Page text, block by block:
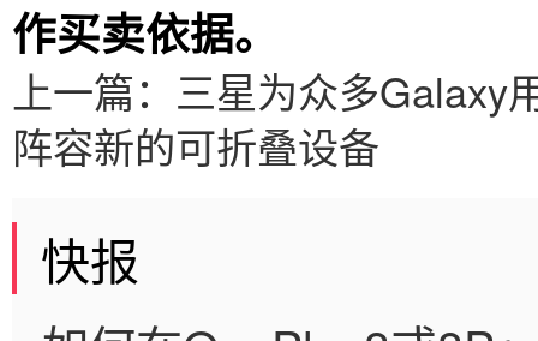
作买卖依据。
上一篇： 三星为众多Galaxy
阵容新的可折叠设备
快报